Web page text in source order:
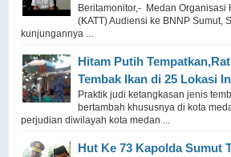
Beritamonitor,- Medan Organisasi
(KATT) Audiensi ke BNNP Sumut,
kunjungannya ...
Hitam Putih
Tembak Ikan di 25 Lokasi
Praktik judi ketangkasan jenis
bertambah khususnya di kota
perjudian diwilayah kota medan ...
Hut Ke 73 Kapolda Sumut